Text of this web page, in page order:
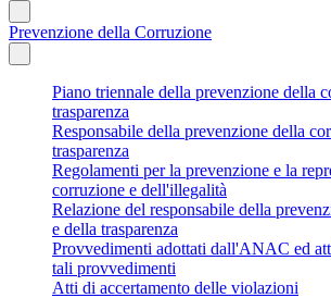
Prevenzione della Corruzione
Piano triennale della prevenzione della
trasparenza
Responsabile della prevenzione della
trasparenza
Regolamenti per la prevenzione e la
corruzione e dell'illegalità
Relazione del responsabile della
e della trasparenza
Provvedimenti adottati dall'ANAC ed
tali provvedimenti
Atti di accertamento delle violazioni